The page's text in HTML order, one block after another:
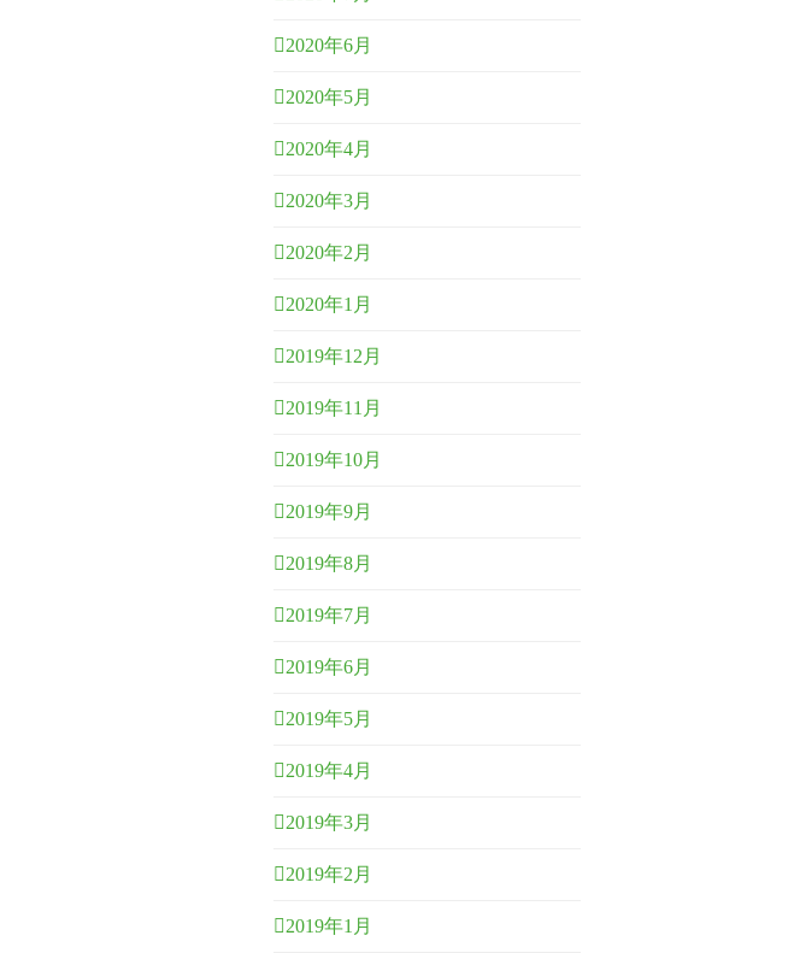
2020年6月
2020年5月
2020年4月
2020年3月
2020年2月
2020年1月
2019年12月
2019年11月
2019年10月
2019年9月
2019年8月
2019年7月
2019年6月
2019年5月
2019年4月
2019年3月
2019年2月
2019年1月